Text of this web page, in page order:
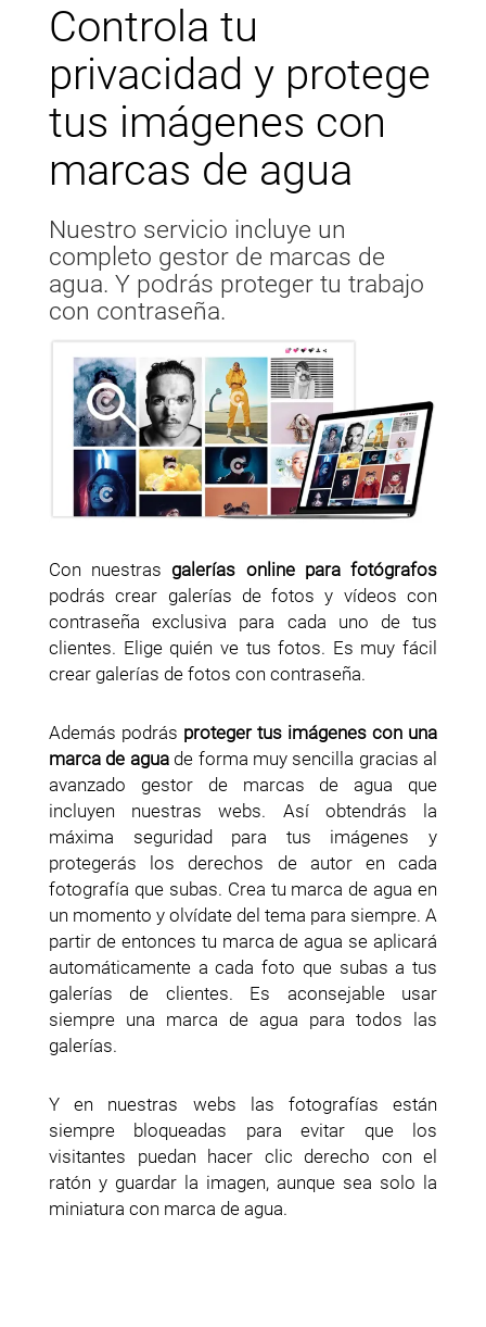
Controla tu
privacidad y protege
tus imágenes con
marcas de agua
Nuestro servicio incluye un
completo gestor de marcas de
agua. Y podrás proteger tu trabajo
con contraseña.
Con nuestras galerías online para fotógrafos
podrás crear galerías de fotos y vídeos con
contraseña exclusiva para cada uno de tus
clientes. Elige quién ve tus fotos. Es muy fácil
crear galerías de fotos con contraseña.
Además podrás proteger tus imágenes con una
marca de aguade forma muy sencilla gracias al
avanzado gestor de marcas de agua que
incluyen nuestras webs. Así obtendrás la
máxima seguridad para tus imágenes y
protegerás los derechos de autor en cada
fotografía que subas. Crea tu marca de agua en
un momento y olvídate del tema para siempre. A
partir de entonces tu marca de agua se aplicará
automáticamente a cada foto que subas a tus
galerías de clientes. Es aconsejable usar
siempre una marca de agua para todos las
galerías.
Y en nuestras webs las fotografías están
siempre bloqueadas para evitar que los
visitantes puedan hacer clic derecho con el
ratón y guardar la imagen, aunque sea solo la
miniatura con marca de agua.